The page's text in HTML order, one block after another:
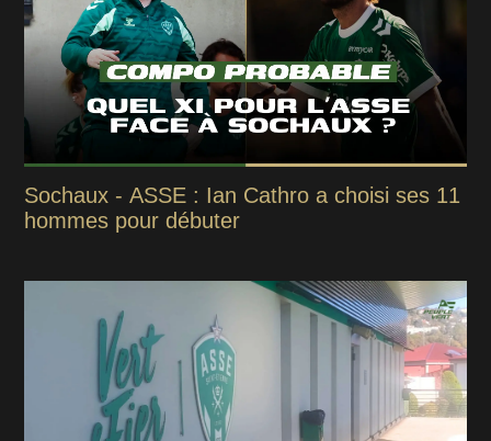
Sochaux - ASSE : Ian Cathro a choisi ses 11
hommes pour débuter